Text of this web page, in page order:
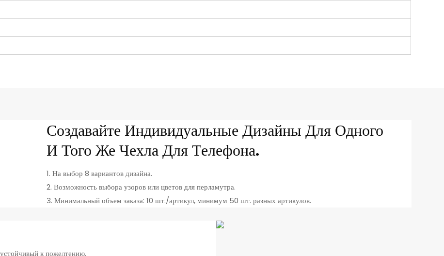
Создавайте Индивидуальные Дизайны Для Одного
И Того Же Чехла Для Телефона.
1. На выбор 8 вариантов дизайна.
2. Возможность выбора узоров или цветов для перламутра.
3. Минимальный объем заказа: 10 шт./артикул, минимум 50 шт. разных артикулов.
к пожелтению.